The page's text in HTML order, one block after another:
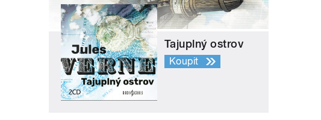
Tajuplný ostrov
Koupit